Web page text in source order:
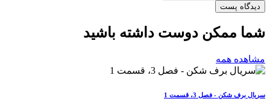
دیدگاه پست
شما ممکن دوست داشته باشید
مشاهده همه
سریال برف شکن - فصل 3، قسمت 1